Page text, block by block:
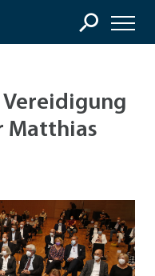
Matthias